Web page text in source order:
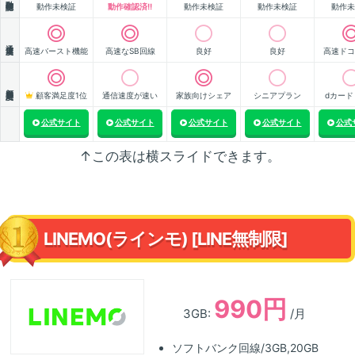
動作未検証 動作確認済!! 動作未検証 動作未検証 動作
高速バースト機能 高速なSB回線 良好 良好 高速ド
顧客満足度1位 通信速度が速い 家族向けシェア シニアプラン dカード
公式サイト 公式サイト 公式サイト 公式サイト 公式
↑この表は横スライドできます。
LINEMO(ラインモ) [LINE無制限]
3GB: 990円 /月
ソフトバンク回線/3GB,20GB